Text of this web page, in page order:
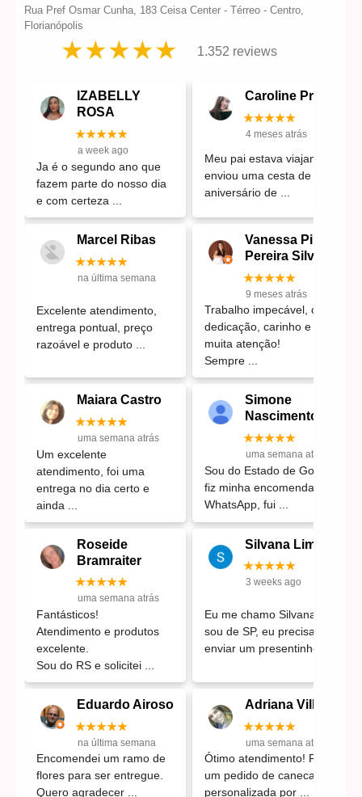
Rua Pref Osmar Cunha, 183 Ceisa Center - Térreo - Centro,
Florianópolis
★★★★★ 1.352 reviews
IZABELLY
ROSA
★★★★★
a week ago
Ja é o segundo ano que
fazem parte do nosso dia
e com certeza
Caroline Prates
★★★★★
4 meses atrás
Meu pai estava viajando e
enviou uma cesta de
aniversário de
Marcel Ribas
★★★★★
na última semana
Excelente atendimento,
entrega pontual, preço
razoável e produto
Vanessa Pinz
Pereira Silveira
★★★★★
9 meses atrás
Trabalho impecável, com
dedicação, carinho e
muita atenção!
Sempre
Maiara Castro
★★★★★
uma semana atrás
Um excelente
atendimento, foi uma
entrega no dia certo e
ainda
Simone
Nascimento
★★★★★
uma semana atrás
Sou do Estado de Goiás,
fiz minha encomenda pelo
WhatsApp, fui
Roseide
Bramraiter
★★★★★
uma semana atrás
Fantásticos!
Atendimento e produtos
excelente.
Sou do RS e solicitei
Silvana Lima
★★★★★
3 weeks ago
Eu me chamo Silvana e
sou de SP, eu precisava
enviar um presentinho
Eduardo Airoso
★★★★★
na última semana
Encomendei um ramo de
flores para ser entregue.
Quero agradecer
Adriana Villares
★★★★★
uma semana atrás
Ótimo atendimento! Fiz
um pedido de caneca
personalizada por